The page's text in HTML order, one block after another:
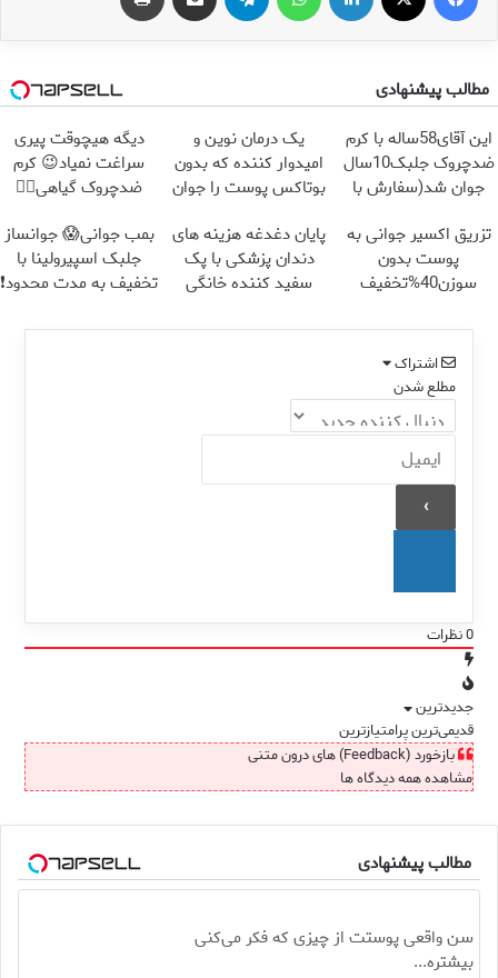
مطالب پیشنهادی
این آقای58ساله با کرم
ضدچروک جلبک10سال
جوان شد(سفارش با
یک درمان نوین و
امیدوار کننده که بدون
بوتاکس پوست را جوان
دیگه هیچوقت پیری
سراغت نمیاد😉 کرم
ضدچروک گیاهی👈🏻
تزریق اکسیر جوانی به
پوست بدون
سوزن40%تخفیف
پایان دغدغه هزینه های
دندان پزشکی با پک
سفید کننده خانگی
بمب جوانی😱 جوانساز
جلبک اسپیرولینا با
تخفیف به مدت محدود❗
اشتراک
مطلع شدن
0نظرات
جدیدترین
قدیمی‌ترینپرامتیازترین
بازخورد (Feedback) های درون متنی
مشاهده همه دیدگاه ها
مطالب پیشنهادی
سن واقعی پوستت از چیزی که فکر می‌کنی
بیشتره...